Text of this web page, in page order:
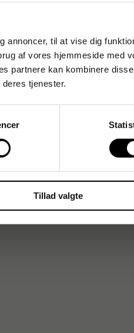
annoncer, til at vise dig
af vores hjemmeside med
partnere kan kombinere
tjenester.
Tillad valgte
hvor der kræves
med fokus på
arkivering.